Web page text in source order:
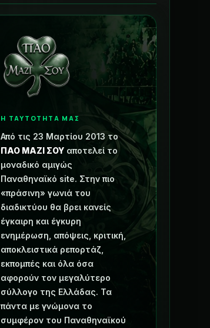
Η ΤΑΥΤΟΤΗΤΑ ΜΑΣ
Από τις 23 Μαρτίου 2013 το
ΠΑΟ ΜΑΖΙ ΣΟΥ αποτελεί το
μοναδικό αμιγώς
Παναθηναϊκό site. Στην πιο
«πράσινη» γωνιά του
διαδικτύου θα βρει κανείς
έγκαιρη και έγκυρη
ενημέρωση, απόψεις, κριτική,
αποκλειστικά ρεπορτάζ,
εκπομπές και όλα όσα
αφορούν τον μεγαλύτερο
σύλλογο της Ελλάδας. Τα
πάντα με γνώμονα το
συμφέρον του Παναθηναϊκού